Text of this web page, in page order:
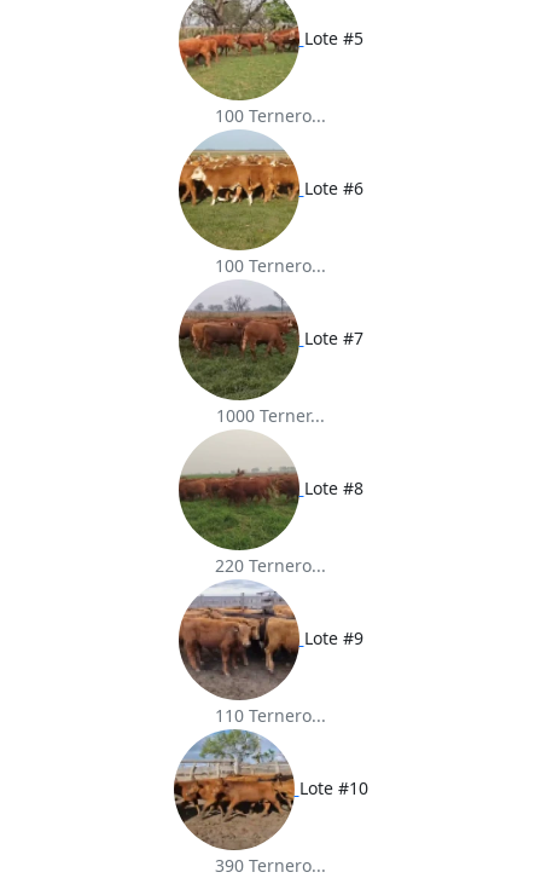
Lote #5
100 Ternero...
Lote #6
100 Ternero...
Lote #7
1000 Terner...
Lote #8
220 Ternero...
Lote #9
110 Ternero...
Lote #10
390 Ternero...